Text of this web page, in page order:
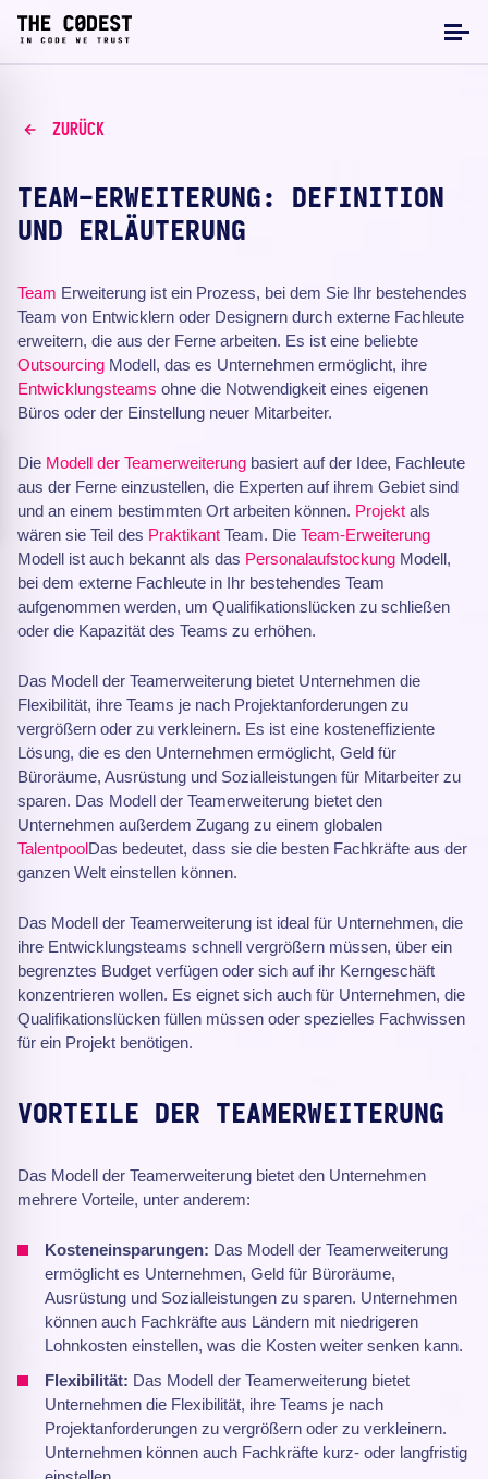
ZURÜCK
TEAM-ERWEITERUNG: DEFINITION
UND ERLÄUTERUNG
Team Erweiterung ist ein Prozess, bei dem Sie Ihr bestehendes
Team von Entwicklern oder Designern durch externe Fachleute
erweitern, die aus der Ferne arbeiten. Es ist eine beliebte
Outsourcing Modell, das es Unternehmen ermöglicht, ihre
Entwicklungsteams ohne die Notwendigkeit eines eigenen
Büros oder der Einstellung neuer Mitarbeiter.
Die Modell der Teamerweiterung basiert auf der Idee, Fachleute
aus der Ferne einzustellen, die Experten auf ihrem Gebiet sind
und an einem bestimmten Ort arbeiten können. Projekt als
wären sie Teil des Praktikant Team. Die Team-Erweiterung
Modell ist auch bekannt als das Personalaufstockung Modell,
bei dem externe Fachleute in Ihr bestehendes Team
aufgenommen werden, um Qualifikationslücken zu schließen
oder die Kapazität des Teams zu erhöhen.
Das Modell der Teamerweiterung bietet Unternehmen die
Flexibilität, ihre Teams je nach Projektanforderungen zu
vergrößern oder zu verkleinern. Es ist eine kosteneffiziente
Lösung, die es den Unternehmen ermöglicht, Geld für
Büroräume, Ausrüstung und Sozialleistungen für Mitarbeiter zu
sparen. Das Modell der Teamerweiterung bietet den
Unternehmen außerdem Zugang zu einem globalen
TalentpoolDas bedeutet, dass sie die besten Fachkräfte aus der
ganzen Welt einstellen können.
Das Modell der Teamerweiterung ist ideal für Unternehmen, die
ihre Entwicklungsteams schnell vergrößern müssen, über ein
begrenztes Budget verfügen oder sich auf ihr Kerngeschäft
konzentrieren wollen. Es eignet sich auch für Unternehmen, die
Qualifikationslücken füllen müssen oder spezielles Fachwissen
für ein Projekt benötigen.
VORTEILE DER TEAMERWEITERUNG
Das Modell der Teamerweiterung bietet den Unternehmen
mehrere Vorteile, unter anderem:
Kosteneinsparungen: Das Modell der Teamerweiterung
ermöglicht es Unternehmen, Geld für Büroräume,
Ausrüstung und Sozialleistungen zu sparen. Unternehmen
können auch Fachkräfte aus Ländern mit niedrigeren
Lohnkosten einstellen, was die Kosten weiter senken kann.
Flexibilität: Das Modell der Teamerweiterung bietet
Unternehmen die Flexibilität, ihre Teams je nach
Projektanforderungen zu vergrößern oder zu verkleinern.
Unternehmen können auch Fachkräfte kurz- oder langfristig